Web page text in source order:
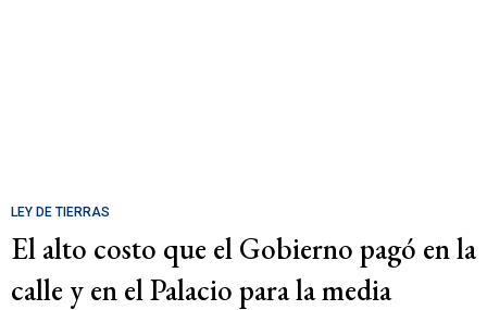
LEY DE TIERRAS
El alto costo que el Gobierno pagó en la
calle y en el Palacio para la media